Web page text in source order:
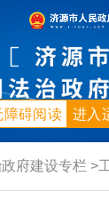
进入
障碍阅读
府建设专栏 >